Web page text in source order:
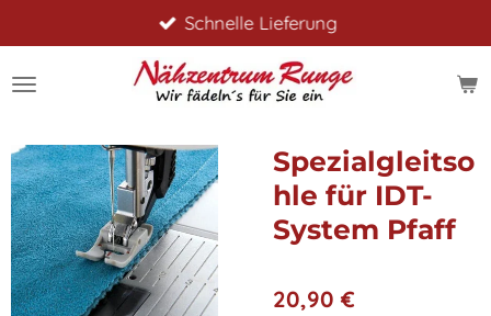
Hauptinhalt
springen
Schnelle Lieferung
Spezialgleitso
hle für IDT-
System Pfaff
20,90 €